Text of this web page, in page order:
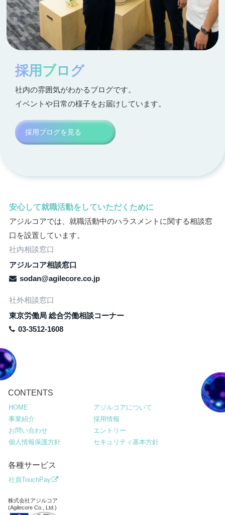
採用ブログ
社内の雰囲気がわかるブログです。
イベントや日常の様子をお届けしています。
採用ブログを見る
安心して就職活動をしていただくために
アジルコアでは、就職活動中のハラスメントに関する相談窓
口を設置しています。
社内相談窓口
アジルコア相談窓口
sodan@agilecore.co.jp
社外相談窓口
東京労働局 総合労働相談コーナー
03-3512-1608
CONTENTS
HOME
アジルコアについて
事業紹介
採用情報
お問い合わせ
エントリー
個人情報保護方針
セキュリティ基本方針
各種サービス
社員TouchPay
株式会社アジルコア
(Agilecore Co., Ltd.)